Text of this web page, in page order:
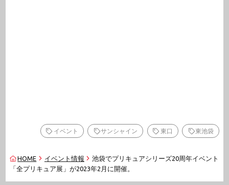
イベント サンシャイン 東口 東池袋
HOME イベント情報
池袋でプリキュアシリーズ20周年イベント
「全プリキュア展」が2023年2月に開催。